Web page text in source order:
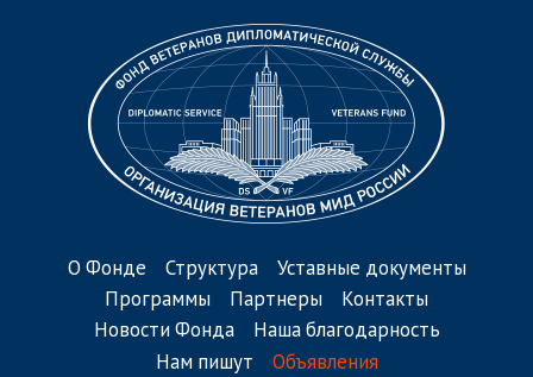
О Фонде Структура
Уставные документы
Программы
Партнеры
Контакты
Новости Фонда
Наша благодарность
Нам пишут
Объявления